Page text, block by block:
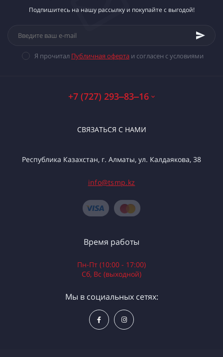
Подпишитесь на нашу рассылку и покупайте с выгодой!
Я прочитал Публичная оферта и согласен с условиями
+7 (727) 293‒83‒16
СВЯЗАТЬСЯ С НАМИ
Республика Казахстан, г. Алматы, ул. Калдаякова, 38
info@tsmp.kz
Время работы
Пн-Пт (10:00 - 17:00)
Сб, Вс (выходной)
Мы в социальных сетях: